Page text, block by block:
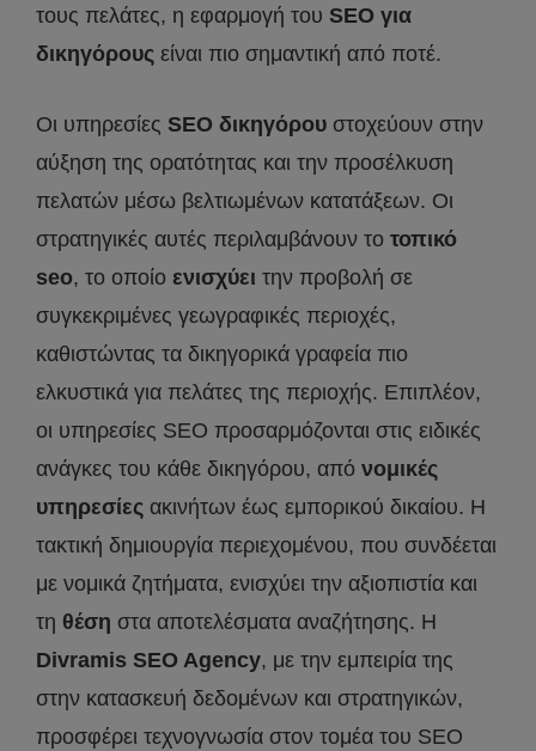
τους πελάτες, η εφαρμογή του SEO για
δικηγόρους είναι πιο σημαντική από ποτέ.
Οι υπηρεσίες SEO δικηγόρου στοχεύουν στην
αύξηση της ορατότητας και την προσέλκυση
πελατών μέσω βελτιωμένων κατατάξεων. Οι
στρατηγικές αυτές περιλαμβάνουν το τοπικό
seo, το οποίο ενισχύει την προβολή σε
συγκεκριμένες γεωγραφικές περιοχές,
καθιστώντας τα δικηγορικά γραφεία πιο
ελκυστικά για πελάτες της περιοχής. Επιπλέον,
οι υπηρεσίες SEO προσαρμόζονται στις ειδικές
ανάγκες του κάθε δικηγόρου, από νομικές
υπηρεσίες ακινήτων έως εμπορικού δικαίου. Η
τακτική δημιουργία περιεχομένου, που συνδέεται
με νομικά ζητήματα, ενισχύει την αξιοπιστία και
τη θέση στα αποτελέσματα αναζήτησης. Η
Divramis SEO Agency, με την εμπειρία της
στην κατασκευή δεδομένων και στρατηγικών,
προσφέρει τεχνογνωσία στον τομέα του SEO